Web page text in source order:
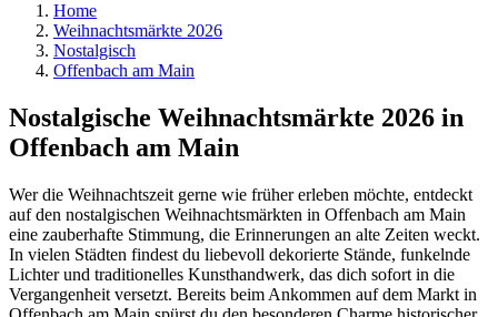
Home
Weihnachtsmärkte 2026
Nostalgisch
Offenbach am Main
Nostalgische Weihnachtsmärkte 2026 in
Offenbach am Main
Wer die Weihnachtszeit gerne wie früher erleben möchte, entdeckt
auf den nostalgischen Weihnachtsmärkten in Offenbach am Main
eine zauberhafte Stimmung, die Erinnerungen an alte Zeiten weckt.
In vielen Städten findest du liebevoll dekorierte Stände, funkelnde
Lichter und traditionelles Kunsthandwerk, das dich sofort in die
Vergangenheit versetzt. Bereits beim Ankommen auf dem Markt in